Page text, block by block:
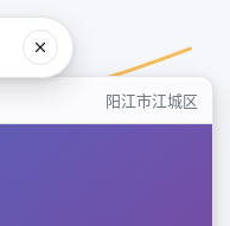
阳江市江城区